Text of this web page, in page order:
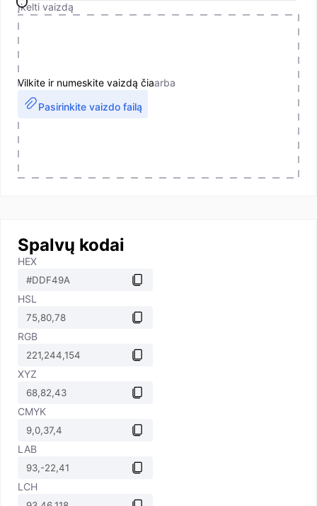
Įkelti vaizdą
Vilkite ir numeskite vaizdą čiaarba
Pasirinkite vaizdo failą
Spalvų kodai
HEX
HSL
RGB
XYZ
CMYK
LAB
LCH